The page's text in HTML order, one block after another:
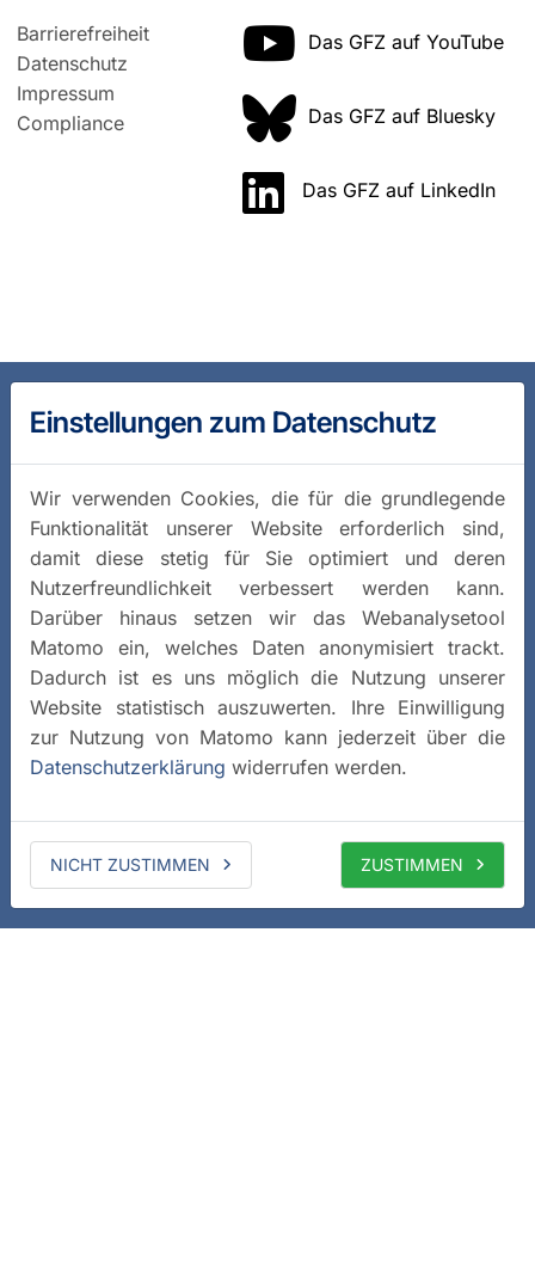
Barrierefreiheit
Datenschutz
Impressum
Compliance
Das GFZ auf YouTube
Das GFZ auf Bluesky
Das GFZ auf LinkedIn
Einstellungen zum Datenschutz
Wir verwenden Cookies, die für die grundlegende
Funktionalität unserer Website erforderlich sind,
damit diese stetig für Sie optimiert und deren
Nutzerfreundlichkeit verbessert werden kann.
Darüber hinaus setzen wir das Webanalysetool
Matomo ein, welches Daten anonymisiert trackt.
Dadurch ist es uns möglich die Nutzung unserer
Website statistisch auszuwerten. Ihre Einwilligung
zur Nutzung von Matomo kann jederzeit über die
Datenschutzerklärung widerrufen werden.
NICHT ZUSTIMMEN ZUSTIMMEN